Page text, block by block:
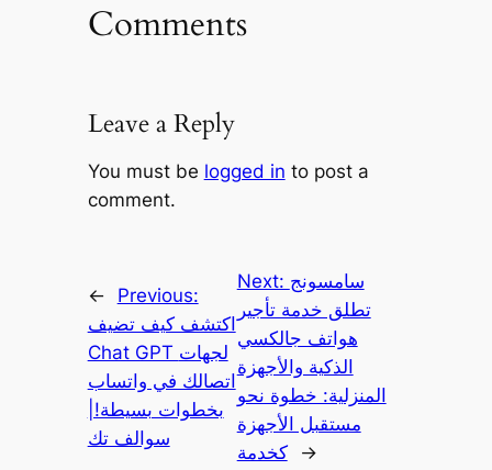
Comments
Leave a Reply
You must be logged in to post a
comment.
←
Previous:
اكتشف كيف تضيف
Chat GPT لجهات
اتصالك في واتساب
بخطوات بسيطة!|
سوالف تك
Next: سامسونج
تطلق خدمة تأجير
هواتف جالكسي
الذكية والأجهزة
المنزلية: خطوة نحو
مستقبل الأجهزة
كخدمة
→